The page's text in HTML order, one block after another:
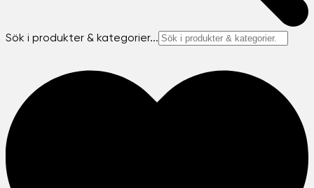
Sök i produkter & kategorier...